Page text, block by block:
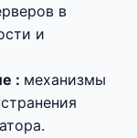
в
и
: механизмы